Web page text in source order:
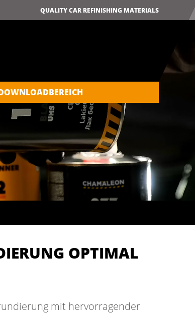
QUALITY CAR REFINISHING MATERIALS
OPTIMAL
mit hervorragender